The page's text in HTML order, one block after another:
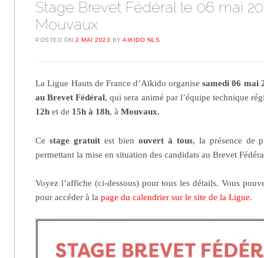
Stage Brevet Fédéral le 06 mai
Mouvaux
POSTED ON2 MAI 2023 BYAIKIDO NLS
La Ligue Hauts de France d’Aïkido organisesamedi 06 mai
au Brevet Fédéral, qui sera animé par l’équipe technique
12h et de 15h à 18h, àMouvaux.
Cestage gratuit est bien ouvert à tous, la présence de
permettant la mise en situation des candidats au Brevet
Voyez l’affiche (ci-dessous) pour tous les détails. Vous
pour accéder à lapage du calendrier sur le site de la Ligue.